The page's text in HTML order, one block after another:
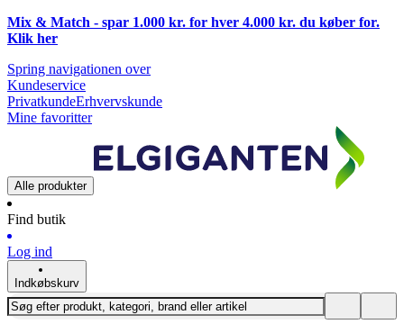
Mix & Match - spar 1.000 kr. for hver 4.000 kr. du køber for.
Klik her
Spring navigationen over
Kundeservice
PrivatkundeErhvervskunde
Mine favoritter
Alle produkter
Find butik
Log ind
Indkøbskurv